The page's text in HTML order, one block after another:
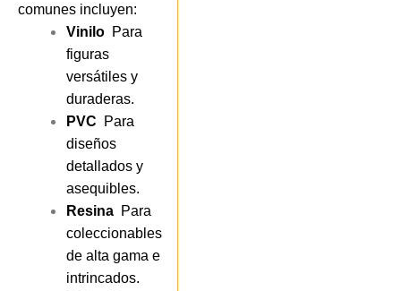
comunes incluyen:
Vinilo Para
figuras
versátiles y
duraderas.
PVC
Para
diseños
detallados y
asequibles.
Resina Para
coleccionables
de alta gama e
intrincados.